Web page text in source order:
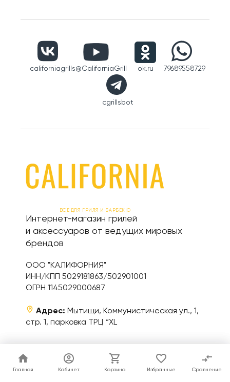
Главная Кабинет Корзина Избранные Сравнение
Главная Кабинет Корзина Избранные Сравнение
californiagrills@CaliforniaGrill ok.ru 79689558729
cgrillsbot
ВСЕ ДЛЯ ГРИЛЯ И БАРБЕКЮ
Интернет-магазин грилей
и аксессуаров от ведущих мировых
брендов
ООО "КАЛИФОРНИЯ"
ИНН/КПП 5029181863/502901001
ОГРН 1145029000687
Адрес: Мытищи, Коммунистическая ул., 1,
стр. 1, парковка ТРЦ “XL
WhatsApp:
+7 (968) 955-87-29